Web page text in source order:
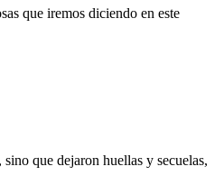
que iremos diciendo en este
que dejaron huellas y secuelas,